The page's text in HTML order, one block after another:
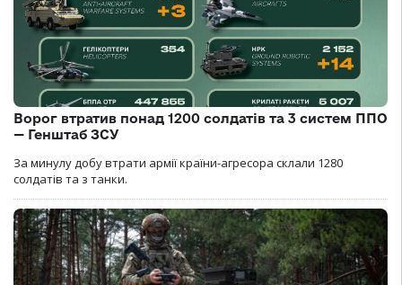
Ворог втратив понад 1200 солдатів та 3 систем ППО
— Генштаб ЗСУ
За минулу добу втрати армії країни-агресора склали 1280
солдатів та з танки.